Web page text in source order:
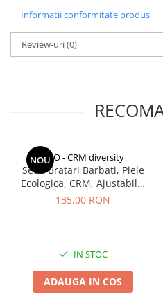
Informatii conformitate produs
Review-uri(0)
NOUCCO - CRM diversity
Set 4 Bratari Barbati, Piele
Ecologica, CRM, Ajustabile,
Negru
135,00 RON
IN STOC
ADAUGA IN COS